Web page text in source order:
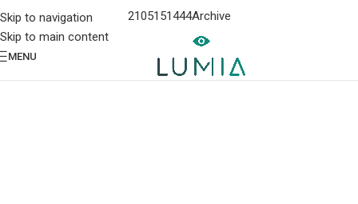
Skip to navigation
Skip to main content
2105151444Archive
MENU